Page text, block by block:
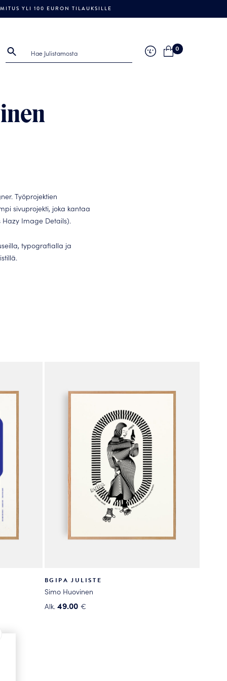
YLI 100 EURON TILAUKSILLE
0
Työprojektien
sivuprojekti, joka kantaa
Hazy Image Details).
typografialla ja
BGIPA JULISTE
Simo Huovinen
Alk. 49.00 €